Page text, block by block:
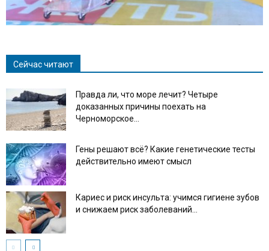
Сейчас читают
Правда ли, что море лечит? Четыре
доказанных причины поехать на
Черноморское...
Гены решают всё? Какие генетические тесты
действительно имеют смысл
Кариес и риск инсульта: учимся гигиене зубов
и снижаем риск заболеваний...